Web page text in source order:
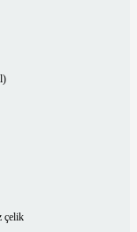
çelik